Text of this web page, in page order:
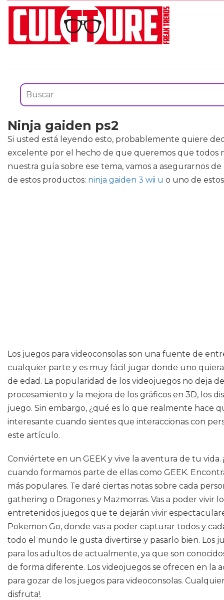
Ninja gaiden ps2
Si usted está leyendo esto, probablemente quiere
excelente por el hecho de que queremos que todos
nuestra guía sobre ese tema, vamos a asegurarnos
de estos productos: ninja gaiden 3 wii u o uno de
Los juegos para videoconsolas son una fuente de
cualquier parte y es muy fácil jugar donde uno
de edad. La popularidad de los videojuegos no deja
procesamiento y la mejora de los gráficos en 3D, los
juego. Sin embargo, ¿qué es lo que realmente hace
interesante cuando sientes que interaccionas con
este artículo.
Conviértete en un GEEK y vive la aventura de tu
cuando formamos parte de ellas como GEEK.
más populares. Te daré ciertas notas sobre cada
gathering o Dragones y Mazmorras. Vas a poder vivir
entretenidos juegos que te dejarán vivir
Pokemon Go, donde vas a poder capturar todos y
todo el mundo le gusta divertirse y pasarlo bien. Los
para los adultos de actualmente, ya que son
de forma diferente. Los videojuegos se ofrecen en la
para gozar de los juegos para videoconsolas.
disfruta!.